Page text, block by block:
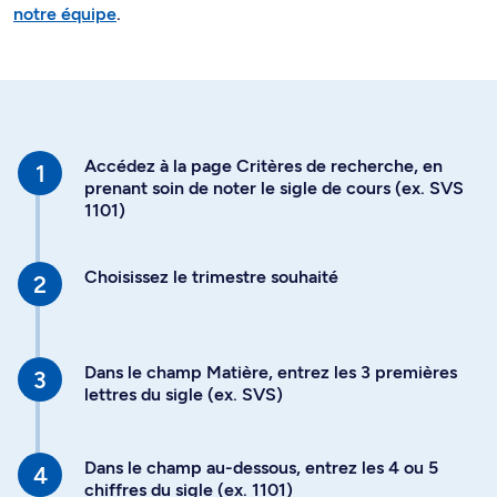
notre équipe.
Accédez à la page Critères de recherche, en
prenant soin de noter le sigle de cours (ex. SVS
1101)
Choisissez le trimestre souhaité
Dans le champ Matière, entrez les 3 premières
lettres du sigle (ex. SVS)
Dans le champ au-dessous, entrez les 4 ou 5
chiffres du sigle (ex. 1101)